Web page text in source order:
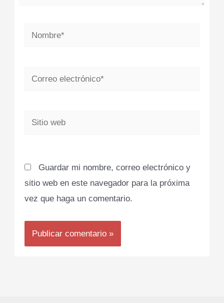
Nombre*
Correo
Sitio
Guardar mi nombre, correo electrónico y
sitio web en este navegador para la próxima
vez que haga un comentario.